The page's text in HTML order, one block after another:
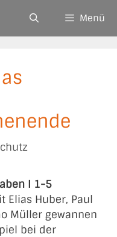
Menü
I 1-5
Elias Huber, Paul
Müller gewannen
bei der